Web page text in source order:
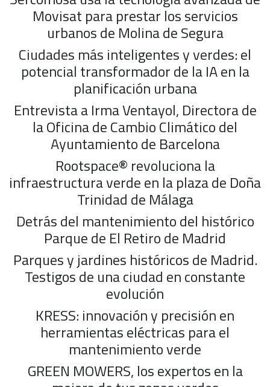
Movisat para prestar los servicios
urbanos de Molina de Segura
Ciudades más inteligentes y verdes: el
potencial transformador de la IA en la
planificación urbana
Entrevista a Irma Ventayol, Directora de
la Oficina de Cambio Climático del
Ayuntamiento de Barcelona
Rootspace® revoluciona la
infraestructura verde en la plaza de Doña
Trinidad de Málaga
Detrás del mantenimiento del histórico
Parque de El Retiro de Madrid
Parques y jardines históricos de Madrid.
Testigos de una ciudad en constante
evolución
KRESS: innovación y precisión en
herramientas eléctricas para el
mantenimiento verde
GREEN MOWERS, los expertos en la